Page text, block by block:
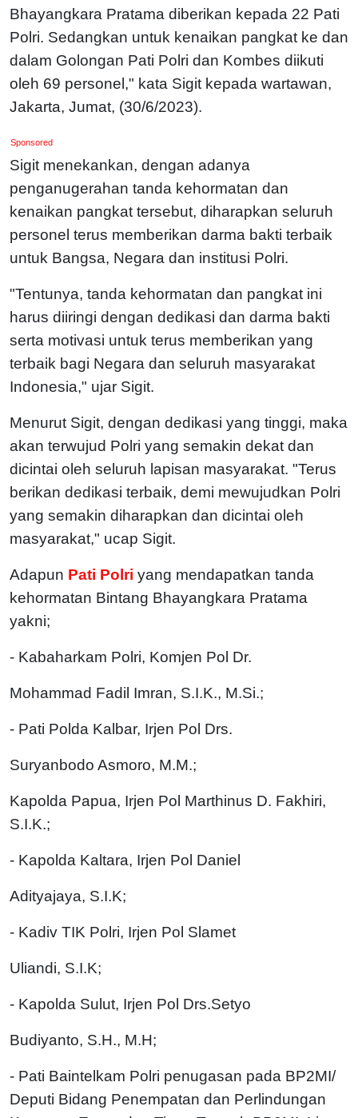
Bhayangkara Pratama diberikan kepada 22 Pati
Polri. Sedangkan untuk kenaikan pangkat ke dan
dalam Golongan Pati Polri dan Kombes diikuti
oleh 69 personel," kata Sigit kepada wartawan,
Jakarta, Jumat, (30/6/2023).
Sponsored
Sigit menekankan, dengan adanya
penganugerahan tanda kehormatan dan
kenaikan pangkat tersebut, diharapkan seluruh
personel terus memberikan darma bakti terbaik
untuk Bangsa, Negara dan institusi Polri.
"Tentunya, tanda kehormatan dan pangkat ini
harus diiringi dengan dedikasi dan darma bakti
serta motivasi untuk terus memberikan yang
terbaik bagi Negara dan seluruh masyarakat
Indonesia," ujar Sigit.
Menurut Sigit, dengan dedikasi yang tinggi, maka
akan terwujud Polri yang semakin dekat dan
dicintai oleh seluruh lapisan masyarakat. "Terus
berikan dedikasi terbaik, demi mewujudkan Polri
yang semakin diharapkan dan dicintai oleh
masyarakat," ucap Sigit.
Adapun Pati Polri yang mendapatkan tanda
kehormatan Bintang Bhayangkara Pratama
yakni;
- Kabaharkam Polri, Komjen Pol Dr.
Mohammad Fadil Imran, S.I.K., M.Si.;
- Pati Polda Kalbar, Irjen Pol Drs.
Suryanbodo Asmoro, M.M.;
Kapolda Papua, Irjen Pol Marthinus D. Fakhiri,
S.I.K.;
- Kapolda Kaltara, Irjen Pol Daniel
Adityajaya, S.I.K;
- Kadiv TIK Polri, Irjen Pol Slamet
Uliandi, S.I.K;
- Kapolda Sulut, Irjen Pol Drs.Setyo
Budiyanto, S.H., M.H;
- Pati Baintelkam Polri penugasan pada BP2MI/
Deputi Bidang Penempatan dan Perlindungan